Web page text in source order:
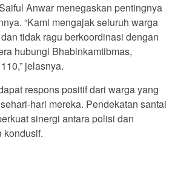
Anwar menegaskan pentingnya
“Kami mengajak seluruh warga
tidak ragu berkoordinasi dengan
hubungi Bhabinkamtibmas,
jelasnya.
respons positif dari warga yang
hari mereka. Pendekatan santai
sinergi antara polisi dan
kondusif.